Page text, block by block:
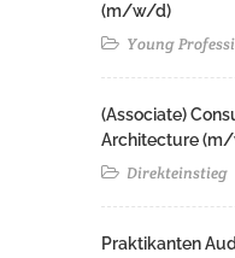
(m/w/d)
Young
(Associate)
Architecture
Direkteinstieg
Praktikanten